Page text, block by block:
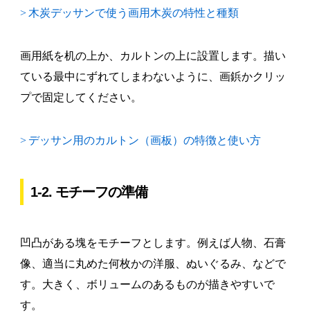
> 木炭デッサンで使う画用木炭の特性と種類
画用紙を机の上か、カルトンの上に設置します。描い
ている最中にずれてしまわないように、画鋲かクリッ
プで固定してください。
> デッサン用のカルトン（画板）の特徴と使い方
1-2. モチーフの準備
凹凸がある塊をモチーフとします。例えば人物、石膏
像、適当に丸めた何枚かの洋服、ぬいぐるみ、などで
す。大きく、ボリュームのあるものが描きやすいで
す。